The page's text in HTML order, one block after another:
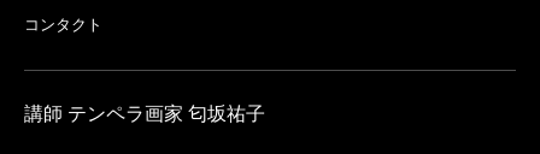
コンタクト
講師 テンペラ画家 匂坂祐子